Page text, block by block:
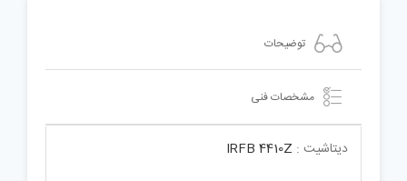
توضیحات
مشخصات فنی
دیتاشیت : IRFB 4410Z